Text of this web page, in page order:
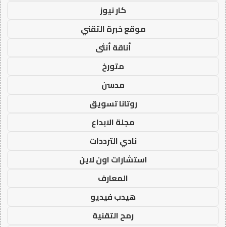
كار نيوز
موقع خبرة التقني
أناقة أنثى
متورخ
مدسن
روتانا تسويق
مجلة الابداع
نادي الترددات
استشارات اون لاين
المعارف
هيدب فيديو
رمح التقنية